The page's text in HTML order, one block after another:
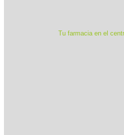
Tu farmacia en el